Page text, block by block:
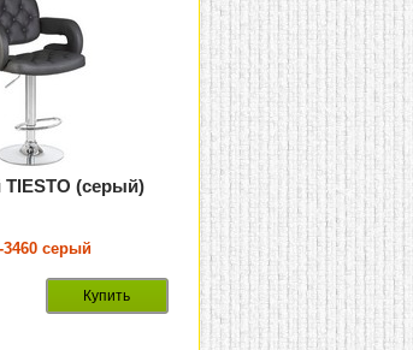
(серый)
3460 серый
Купить